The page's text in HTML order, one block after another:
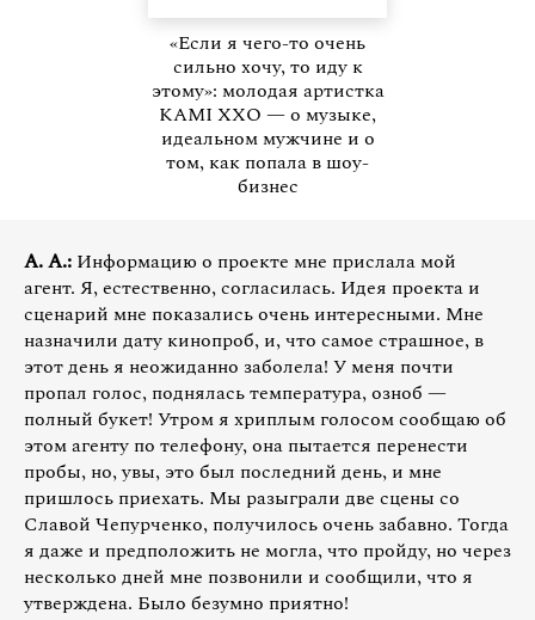
«Если я чего-то очень
сильно хочу, то иду к
этому»: молодая артистка
KAMI XXO — о музыке,
идеальном мужчине и о
том, как попала в шоу-
бизнес
А. А.: Информацию о проекте мне прислала мой
агент. Я, естественно, согласилась. Идея проекта и
сценарий мне показались очень интересными. Мне
назначили дату кинопроб, и, что самое страшное, в
этот день я неожиданно заболела! У меня почти
пропал голос, поднялась температура, озноб —
полный букет! Утром я хриплым голосом сообщаю об
этом агенту по телефону, она пытается перенести
пробы, но, увы, это был последний день, и мне
пришлось приехать. Мы разыграли две сцены со
Славой Чепурченко, получилось очень забавно. Тогда
я даже и предположить не могла, что пройду, но через
несколько дней мне позвонили и сообщили, что я
утверждена. Было безумно приятно!